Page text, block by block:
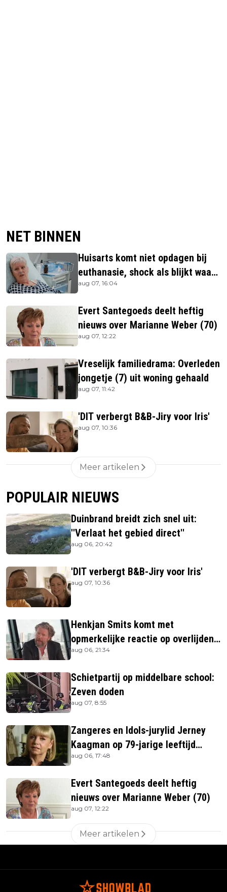
NET BINNEN
Huisarts komt niet opdagen bij
euthanasie, shock als blijkt waar
ze is
aug 07, 16:04
Evert Santegoeds deelt heftig
nieuws over Marianne Weber (70)
aug 07, 12:22
Vreselijk familiedrama: Overleden
jongetje (7) uit woning gehaald
aug 07, 11:42
'DIT verbergt B&B-Jiry voor Iris'
aug 07, 10:36
Meer artikelen
POPULAIR NIEUWS
Duinbrand breidt zich snel uit:
''Verlaat het gebied direct''
aug 06, 20:42
'DIT verbergt B&B-Jiry voor Iris'
aug 07, 10:36
Henkjan Smits komt met
opmerkelijke reactie op overlijden
Jerney Kaagman
aug 06, 21:34
Schietpartij op middelbare school:
Zeven doden
aug 07, 8:55
Zangeres en Idols-jurylid Jerney
Kaagman op 79-jarige leeftijd
overleden
aug 06, 17:48
Evert Santegoeds deelt heftig
nieuws over Marianne Weber (70)
aug 07, 12:22
Meer artikelen